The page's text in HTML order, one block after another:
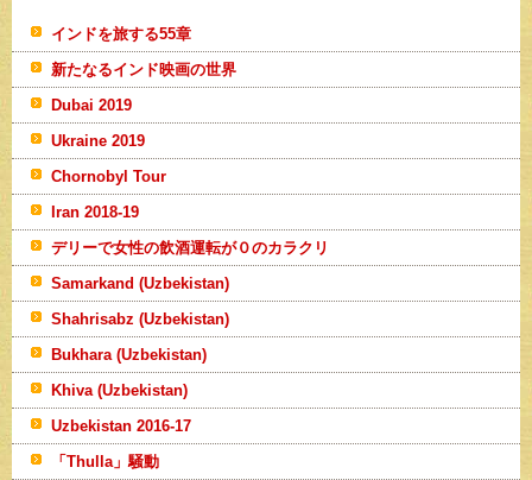
インドを旅する55章
新たなるインド映画の世界
Dubai 2019
Ukraine 2019
Chornobyl Tour
Iran 2018-19
デリーで女性の飲酒運転が０のカラクリ
Samarkand (Uzbekistan)
Shahrisabz (Uzbekistan)
Bukhara (Uzbekistan)
Khiva (Uzbekistan)
Uzbekistan 2016-17
「Thulla」騒動